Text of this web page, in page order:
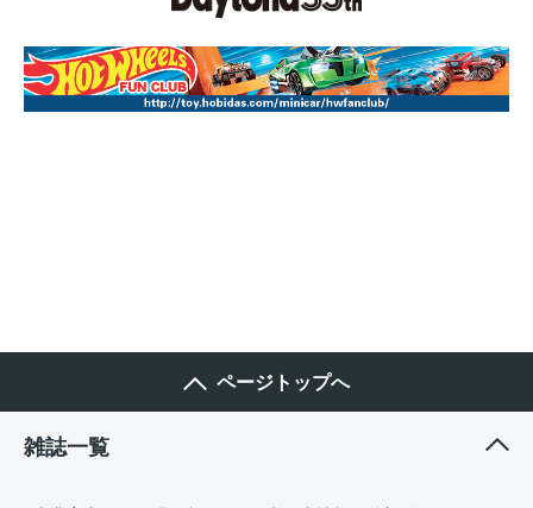
ページトップへ
雑誌一覧